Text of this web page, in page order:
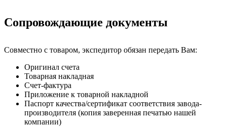
Сопровождающие документы
Совместно с товаром, экспедитор обязан передать Вам:
Оригинал счета
Товарная накладная
Счет-фактура
Приложение к товарной накладной
Паспорт качества/сертификат соответствия завода-
производителя (копия заверенная печатью нашей
компании)